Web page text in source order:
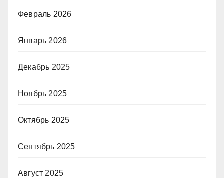
Февраль 2026
Январь 2026
Декабрь 2025
Ноябрь 2025
Октябрь 2025
Сентябрь 2025
Август 2025